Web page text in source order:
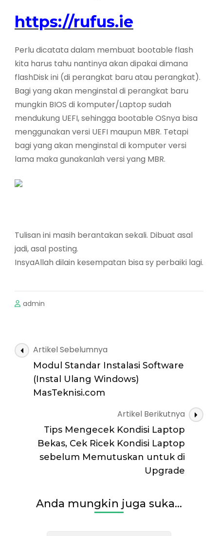
https://rufus.ie
Perlu dicatata dalam membuat bootable flash
kita harus tahu nantinya akan dipakai dimana
flashDisk ini (di perangkat baru atau perangkat).
Bagi yang akan menginstal di perangkat baru
mungkin BIOS di komputer/Laptop sudah
mendukung UEFI, sehingga bootable OSnya bisa
menggunakan versi UEFI maupun MBR. Tetapi
bagi yang akan menginstal di komputer versi
lama maka gunakanlah versi yang MBR.
Tulisan ini masih berantakan sekali. Dibuat asal
jadi, asal posting.
InsyaAllah dilain kesempatan bisa sy perbaiki lagi.
admin
Navigasi
Artikel
Artikel Sebelumnya
Modul Standar Instalasi Software
(Instal Ulang Windows)
MasTeknisi.com
Artikel Berikutnya
Tips Mengecek Kondisi Laptop
Bekas, Cek Ricek Kondisi Laptop
sebelum Memutuskan untuk di
Upgrade
Anda mungkin juga suka...